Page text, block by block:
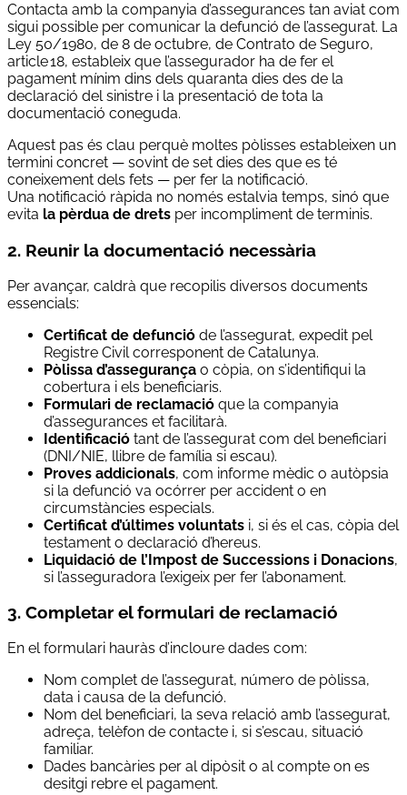
Contacta amb la companyia d’assegurances tan aviat com
sigui possible per comunicar la defunció de l’assegurat. La
Ley 50/1980, de 8 de octubre, de Contrato de Seguro,
article 18, estableix que l’assegurador ha de fer el
pagament mínim dins dels quaranta dies des de la
declaració del sinistre i la presentació de tota la
documentació coneguda.
Aquest pas és clau perquè moltes pòlisses estableixen un
termini concret — sovint de set dies des que es té
coneixement dels fets — per fer la notificació.
Una notificació ràpida no només estalvia temps, sinó que
evita la pèrdua de drets per incompliment de terminis.
2. Reunir la documentació necessària
Per avançar, caldrà que recopilis diversos documents
essencials:
Certificat de defunció de l’assegurat, expedit pel
Registre Civil corresponent de Catalunya.
Pòlissa d’assegurança o còpia, on s’identifiqui la
cobertura i els beneficiaris.
Formulari de reclamació que la companyia
d’assegurances et facilitarà.
Identificació tant de l’assegurat com del beneficiari
(DNI/NIE, llibre de família si escau).
Proves addicionals, com informe mèdic o autòpsia
si la defunció va ocórrer per accident o en
circumstàncies especials.
Certificat d’últimes voluntats i, si és el cas, còpia del
testament o declaració d’hereus.
Liquidació de l’Impost de Successions i Donacions,
si l’asseguradora l’exigeix per fer l’abonament.
3. Completar el formulari de reclamació
En el formulari hauràs d’incloure dades com:
Nom complet de l’assegurat, número de pòlissa,
data i causa de la defunció.
Nom del beneficiari, la seva relació amb l’assegurat,
adreça, telèfon de contacte i, si s’escau, situació
familiar.
Dades bancàries per al dipòsit o al compte on es
desitgi rebre el pagament.